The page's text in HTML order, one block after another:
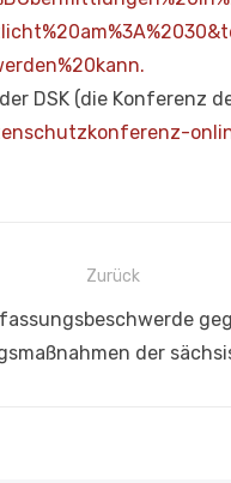
DSK (die Konferenz
Zurück
der